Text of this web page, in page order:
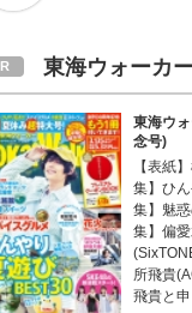
東海ウォーカ
東海ウ
念号)
【表紙
集】ひ
集】魅
集】偏
所飛貴
飛貴と申